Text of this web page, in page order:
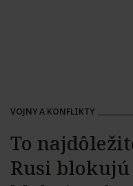
VOJNY A KONFLIKTY
To
Rusi